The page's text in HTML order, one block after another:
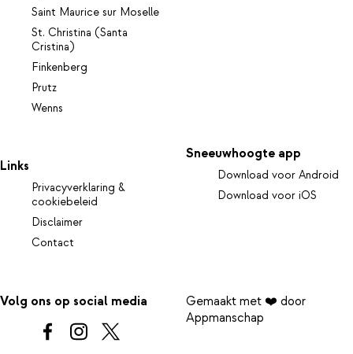
Saint Maurice sur Moselle
St. Christina (Santa
Cristina)
Finkenberg
Prutz
Wenns
Links
Privacyverklaring &
cookiebeleid
Disclaimer
Contact
Sneeuwhoogte app
Download voor Android
Download voor iOS
Volg ons op social media
Gemaakt met ❤️ door
Appmanschap